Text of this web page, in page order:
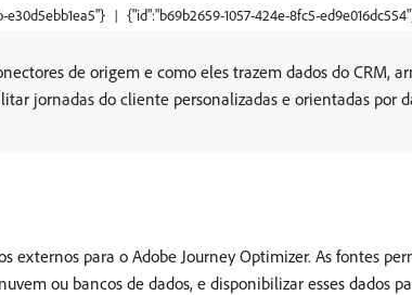
e30d5ebb1ea5"} {"id":"b69b2659-1057-424e-8fc5-
de origem e como eles trazem dados do CRM,
jornadas do cliente personalizadas e orientadas por
externos para o Adobe Journey Optimizer. As fontes
ou bancos de dados, e disponibilizar esses dados